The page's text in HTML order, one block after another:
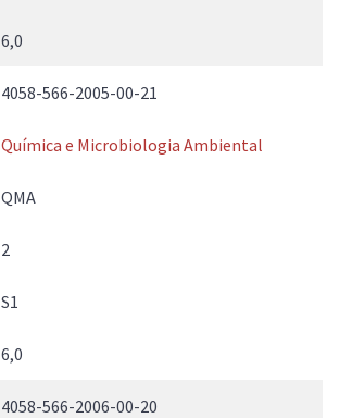
6,0
4058-566-2005-00-21
Química e Microbiologia Ambiental
QMA
2
S1
6,0
4058-566-2006-00-20